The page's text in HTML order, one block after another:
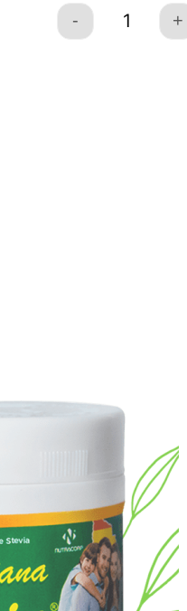
Quantity
- +